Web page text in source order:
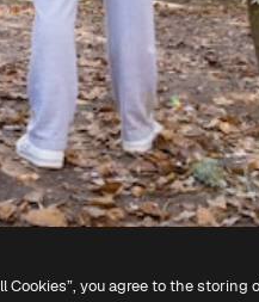
Cookies”, you agree to the